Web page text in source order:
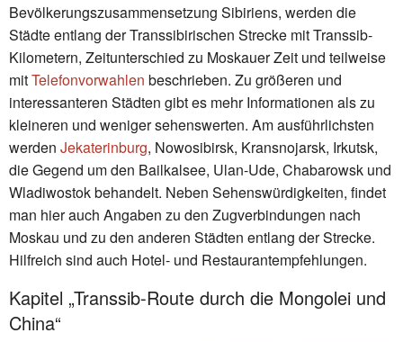
Bevölkerungszusammensetzung Sibiriens, werden die
Städte entlang der Transsibirischen Strecke mit Transsib-
Kilometern, Zeitunterschied zu Moskauer Zeit und teilweise
mitTelefonvorwahlen beschrieben. Zu größeren und
interessanteren Städten gibt es mehr Informationen als zu
kleineren und weniger sehenswerten. Am ausführlichsten
werden Jekaterinburg, Nowosibirsk, Kransnojarsk, Irkutsk,
die Gegend um den Bailkalsee, Ulan-Ude, Chabarowsk und
Wladiwostok behandelt. Neben Sehenswürdigkeiten, findet
man hier auch Angaben zu den Zugverbindungen nach
Moskau und zu den anderen Städten entlang der Strecke.
Hilfreich sind auch Hotel- und Restaurantempfehlungen.
Kapitel „Transsib-Route durch die Mongolei und
China“